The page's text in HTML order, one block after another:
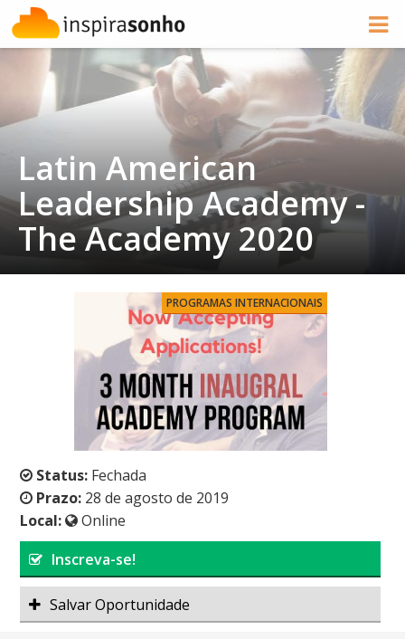
Latin American
Leadership Academy -
The Academy 2020
PROGRAMAS INTERNACIONAIS
Status: Fechada
Prazo: 28 de agosto de 2019
Local:
Online
Inscreva-se!
Salvar Oportunidade